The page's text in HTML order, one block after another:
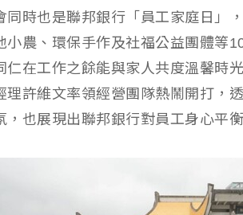
同時也是聯邦銀行「員工家庭日」
小農、環保手作及社福公益團體等
仁在工作之餘能與家人共度溫馨時
理許維文率領經營團隊熱鬧開打，
，也展現出聯邦銀行對員工身心平